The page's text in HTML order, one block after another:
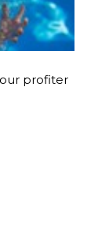
profiter